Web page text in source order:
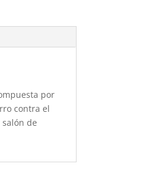
por
contra el
de